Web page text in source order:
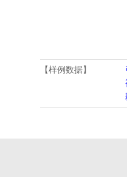
【样例数据】